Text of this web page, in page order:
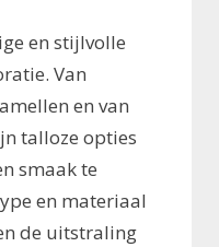
en stijlvolle
Van
en van
talloze opties
smaak te
en materiaal
de uitstraling